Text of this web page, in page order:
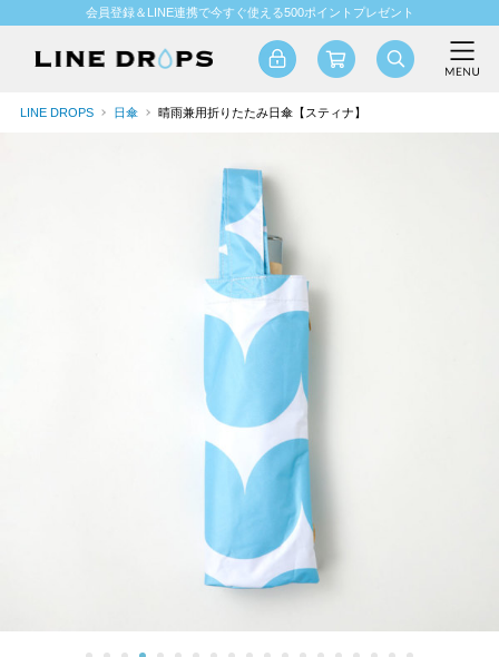
会員登録＆LINE連携で今すぐ使える500ポイントプレゼント
LINE DROPS 日傘 晴雨兼用折りたたみ日傘【スティナ】